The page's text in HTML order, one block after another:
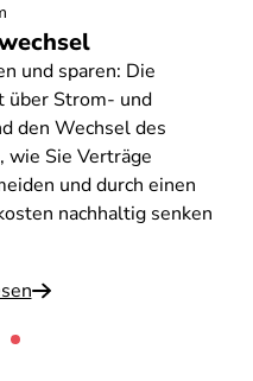
und sparen: Die
über Strom- und
den Wechsel des
wie Sie Verträge
und durch einen
nachhaltig senken